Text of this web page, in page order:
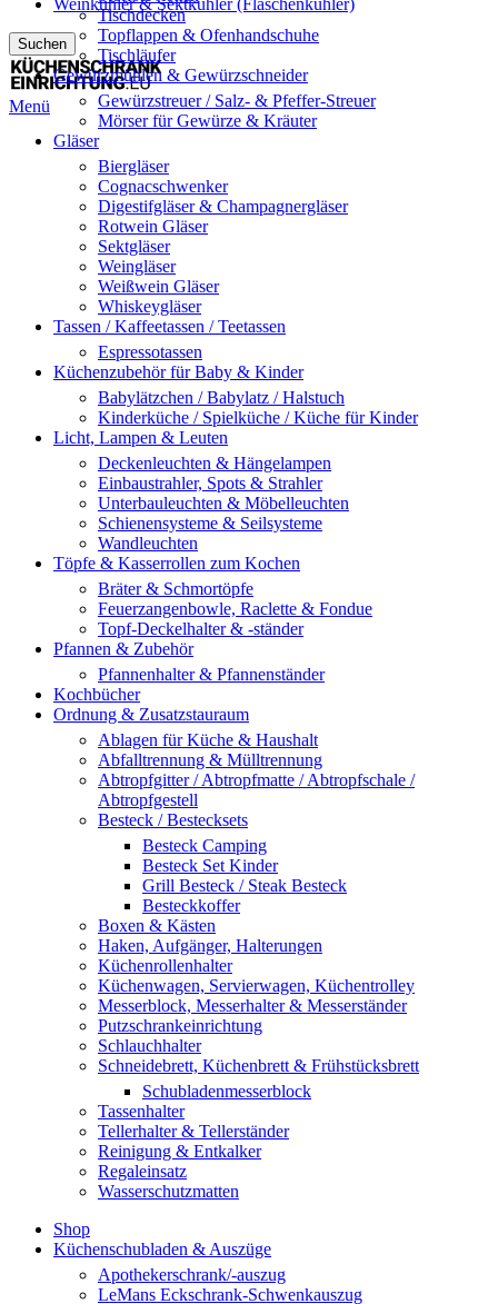
Weinkühler & Sektkühler (Flaschenkühler)
Suchen
Menü
Tischdecken
Topflappen & Ofenhandschuhe
Tischläufer
Gewürzmühlen & Gewürzschneider
Gewürzstreuer / Salz- & Pfeffer-Streuer
Mörser für Gewürze & Kräuter
Gläser
Biergläser
Cognacschwenker
Digestifgläser & Champagnergläser
Rotwein Gläser
Sektgläser
Weingläser
Weißwein Gläser
Whiskeygläser
Tassen / Kaffeetassen / Teetassen
Espressotassen
Küchenzubehör für Baby & Kinder
Babylätzchen / Babylatz / Halstuch
Kinderküche / Spielküche / Küche für Kinder
Licht, Lampen & Leuten
Deckenleuchten & Hängelampen
Einbaustrahler, Spots & Strahler
Unterbauleuchten & Möbelleuchten
Schienensysteme & Seilsysteme
Wandleuchten
Töpfe & Kasserrollen zum Kochen
Bräter & Schmortöpfe
Feuerzangenbowle, Raclette & Fondue
Topf-Deckelhalter & -ständer
Pfannen & Zubehör
Pfannenhalter & Pfannenständer
Kochbücher
Ordnung & Zusatzstauraum
Ablagen für Küche & Haushalt
Abfalltrennung & Mülltrennung
Abtropfgitter / Abtropfmatte / Abtropfschale /
Abtropfgestell
Besteck / Bestecksets
Besteck Camping
Besteck Set Kinder
Grill Besteck / Steak Besteck
Besteckkoffer
Boxen & Kästen
Haken, Aufgänger, Halterungen
Küchenrollenhalter
Küchenwagen, Servierwagen, Küchentrolley
Messerblock, Messerhalter & Messerständer
Putzschrankeinrichtung
Schlauchhalter
Schneidebrett, Küchenbrett & Frühstücksbrett
Schubladenmesserblock
Tassenhalter
Tellerhalter & Tellerständer
Reinigung & Entkalker
Regaleinsatz
Wasserschutzmatten
Shop
Küchenschubladen & Auszüge
Apothekerschrank/-auszug
LeMans Eckschrank-Schwenkauszug